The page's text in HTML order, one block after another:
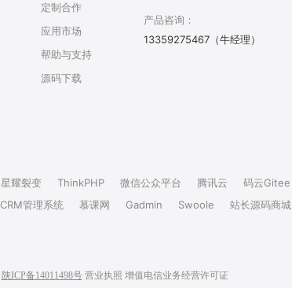
定制合作
应用市场
帮助与支持
源码下载
产品咨询：
13359275467（牛经理）
星耀裂变 ThinkPHP 微信公众平台 腾讯云 码云Gitee
CRM管理系统 慕课网 Gadmin Swoole 站长源码商城
陕ICP备14011498号 营业执照 增值电信业务经营许可证